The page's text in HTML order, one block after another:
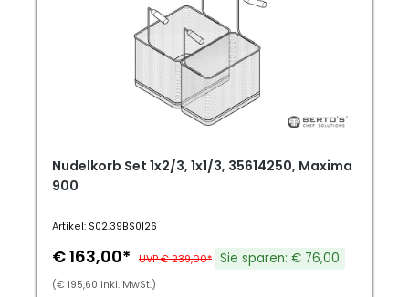
Nudelkorb Set 1x2/3, 1x1/3, 35614250, Maxima
900
Artikel: S02.39BS0126
€ 163,00* UVP € 239,00* Sie sparen: € 76,00
(€ 195,60 inkl. MwSt.)